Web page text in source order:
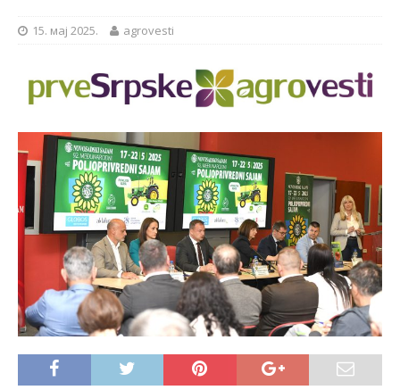
15. мај 2025. agrovesti